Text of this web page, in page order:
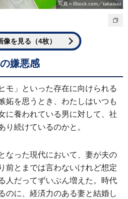
写真＝iStock.com／takasuu
像を見る（4枚）
嫌悪感
モ」といった存在に向けられる
妬を思うとき、わたしはいつも
に養われている男に対して、社
り続けているのかと。
なった現代において、妻が夫の
前とまでは言わないけれど想定
人だってずいぶん増えた。時代
のに、経済力のある妻と結婚し